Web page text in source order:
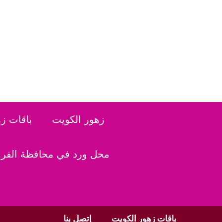
زهور الكويت باقات
محل ورد في محافظة
باقات زهور الكويت إتصل بنا